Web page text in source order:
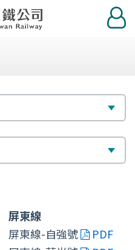
登
入
屏東線
屏東線-自強號
PDF